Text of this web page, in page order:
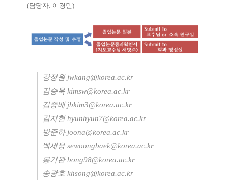
(담당자: 이경민)
강정원 jwkang@korea.ac.kr
김승욱 kimsw@korea.ac.kr
김중배 jbkim3@korea.ac.kr
김지현hyunhyun7@korea.ac.kr
방준하 joona@korea.ac.kr
백세웅 sewoongbaek@korea.ac.kr
봉기완bong98@korea.ac.kr
송광호 khsong@korea.ac.kr